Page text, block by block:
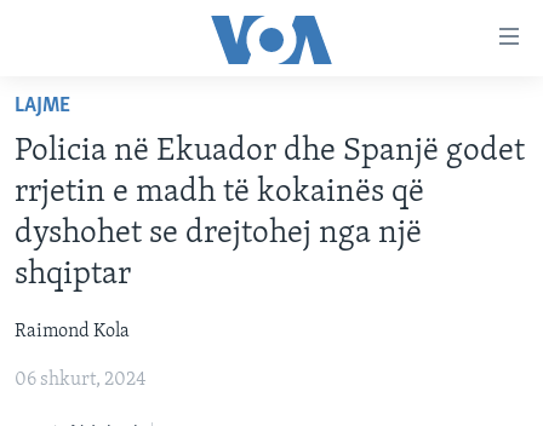
faqen
kryesore
tek
faqja
kryesore
tek
FAQJA KRYESORE
AMERIKA
BALLKANI
MJEDISI
DITARI
Learning English
LAJME
Policia në Ekuador dhe Spanjë godet
rrjetin e madh të kokainës që
dyshohet se drejtohej nga një
shqiptar
Raimond Kola
06 shkurt, 2024